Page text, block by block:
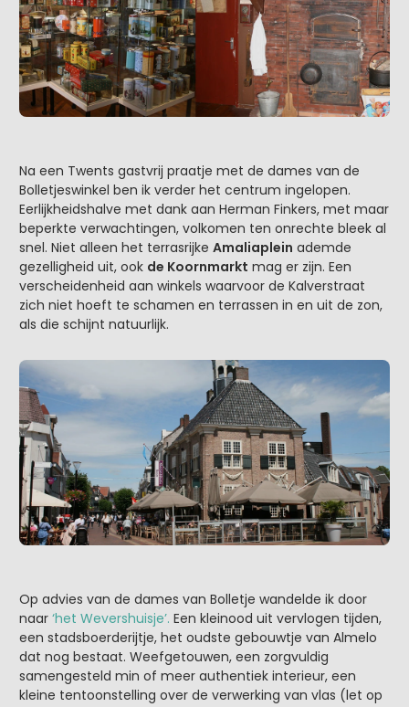
Na een Twents gastvrij praatje met de dames van de
Bolletjeswinkel ben ik verder het centrum ingelopen.
Eerlijkheidshalve met dank aan Herman Finkers, met maar
beperkte verwachtingen, volkomen ten onrechte bleek al
snel. Niet alleen het terrasrijke Amaliaplein ademde
gezelligheid uit, ook de Koornmarkt mag er zijn. Een
verscheidenheid aan winkels waarvoor de Kalverstraat
zich niet hoeft te schamen en terrassen in en uit de zon,
als die schijnt natuurlijk.
Op advies van de dames van Bolletje wandelde ik door
naar ‘het Wevershuisje’. Een kleinood uit vervlogen tijden,
een stadsboerderijtje, het oudste gebouwtje van Almelo
dat nog bestaat. Weefgetouwen, een zorgvuldig
samengesteld min of meer authentiek interieur, een
kleine tentoonstelling over de verwerking van vlas (let op